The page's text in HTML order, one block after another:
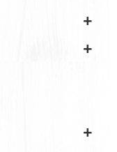
+
+
+